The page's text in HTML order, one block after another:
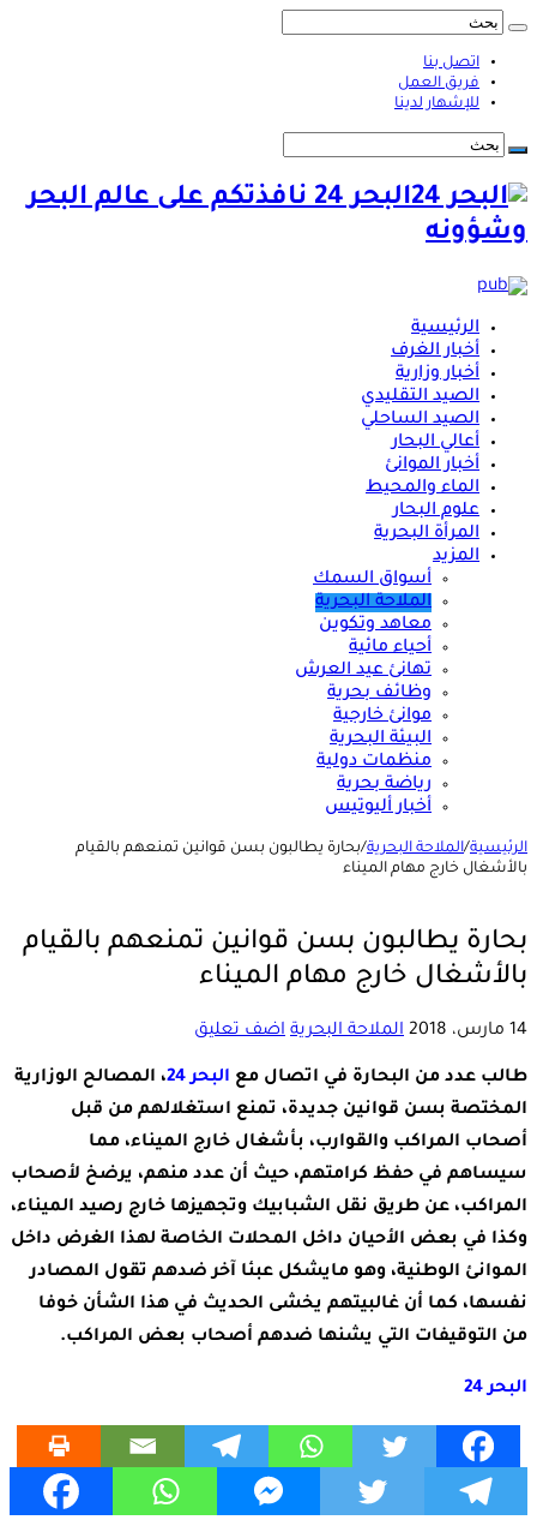
اتصل بنا
فريق العمل
للإشهار لدينا
البحر 24 نافذتكم على عالم البحر
وشؤونه
الرئيسية
أخبار الغرف
أخبار وزارية
الصيد التقليدي
الصيد الساحلي
أعالي البحار
أخبار الموانئ
الماء والمحيط
علوم البحار
المرأة البحرية
المزيد
أسواق السمك
الملاحة البحرية
معاهد وتكوين
أحياء مائية
تهانئ عيد العرش
وظائف بحرية
موانئ خارجية
البيئة البحرية
منظمات دولية
رياضة بحرية
أخبار أليوتيس
الرئيسية/الملاحة البحرية/بحارة يطالبون بسن قوانين تمنعهم بالقيام
بالأشغال خارج مهام الميناء
بحارة يطالبون بسن قوانين تمنعهم بالقيام
بالأشغال خارج مهام الميناء
14 مارس، 2018 الملاحة البحرية اضف تعليق
طالب عدد من البحارة في اتصال مع البحر 24
، المصالح الوزارية
المختصة بسن قوانين جديدة، تمنع استغلالهم من قبل
أصحاب المراكب والقوارب، بأشغال خارج الميناء، مما
سيساهم في حفظ كرامتهم، حيث أن عدد منهم، يرضخ لأصحاب
المراكب، عن طريق نقل الشبابيك وتجهيزها خارج رصيد الميناء،
وكذا في بعض الأحيان داخل المحلات الخاصة لهذا الغرض داخل
الموانئ الوطنية، وهو مايشكل عبئا آخر ضدهم تقول المصادر
نفسها، كما أن غالبيتهم يخشى الحديث في هذا الشأن خوفا
من التوقيفات التي يشنها ضدهم أصحاب بعض المراكب.
البحر 24